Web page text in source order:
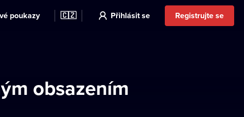
poukazy 🇨🇿 Přihlásit se Registrujte se
obsazením